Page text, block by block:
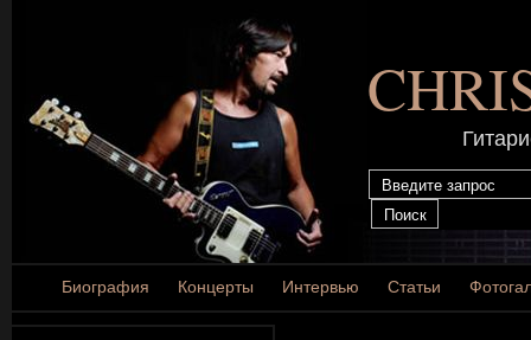
Биография Концерты Интервью Статьи